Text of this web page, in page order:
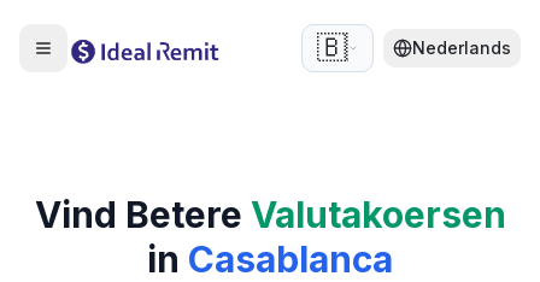
🇧🇪 Nederlands
Vind Betere Valutakoersen
in Casablanca